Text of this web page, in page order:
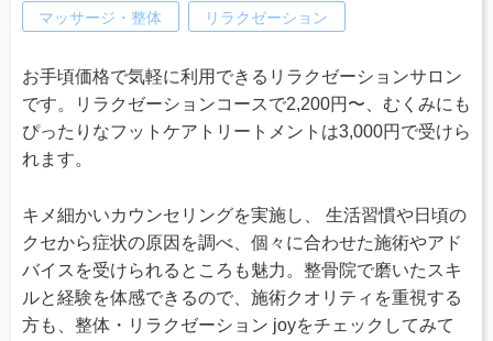
マッサージ・整体 リラクゼーション
お手頃価格で気軽に利用できるリラクゼーションサロン
です。リラクゼーションコースで2,200円〜、むくみにも
ぴったりなフットケアトリートメントは3,000円で受けら
れます。
キメ細かいカウンセリングを実施し、 生活習慣や日頃の
クセから症状の原因を調べ、個々に合わせた施術やアド
バイスを受けられるところも魅力。整骨院で磨いたスキ
ルと経験を体感できるので、施術クオリティを重視する
方も、整体・リラクゼーション joyをチェックしてみて